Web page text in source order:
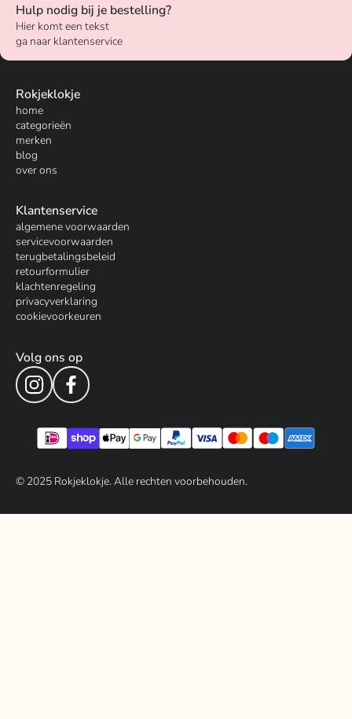
Hulp nodig bij je bestelling?
Hier komt een tekst
ga naar klantenservice
Rokjeklokje
home
categorieën
merken
blog
over ons
Klantenservice
algemene voorwaarden
servicevoorwaarden
terugbetalingsbeleid
retourformulier
klachtenregeling
privacyverklaring
cookievoorkeuren
Volg ons op
© 2025Rokjeklokje. Alle rechten voorbehouden.